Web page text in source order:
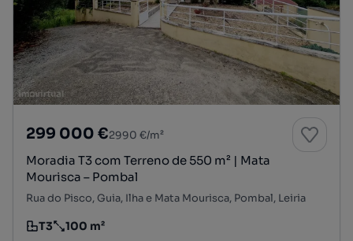
299 000 €2990 €/m²
Moradia T3 com Terreno de 550 m² | Mata
Mourisca – Pombal
Rua do Pisco, Guia, Ilha e Mata Mourisca, Pombal, Leiria
Tipologia
T3
Preço por metro quadrado
100 m²